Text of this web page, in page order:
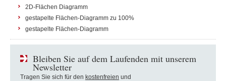
2D-Flächen Diagramm
gestapelte Flächen-Diagramm zu 100%
gestapelte Flächen-Diagramm
Bleiben Sie auf dem Laufenden mit unserem
Newsletter
Tragen Sie sich für den kostenfreien und